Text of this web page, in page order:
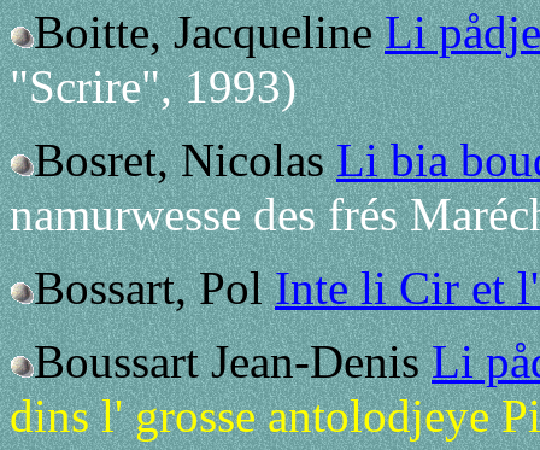
Boitte, JacquelineLi
"Scrire", 1993)
Bosret, NicolasLi bia
namurwesse des frés
Bossart, PolInte li Cir et
Boussart Jean-DenisLi
dins l' grosse antolodjeye